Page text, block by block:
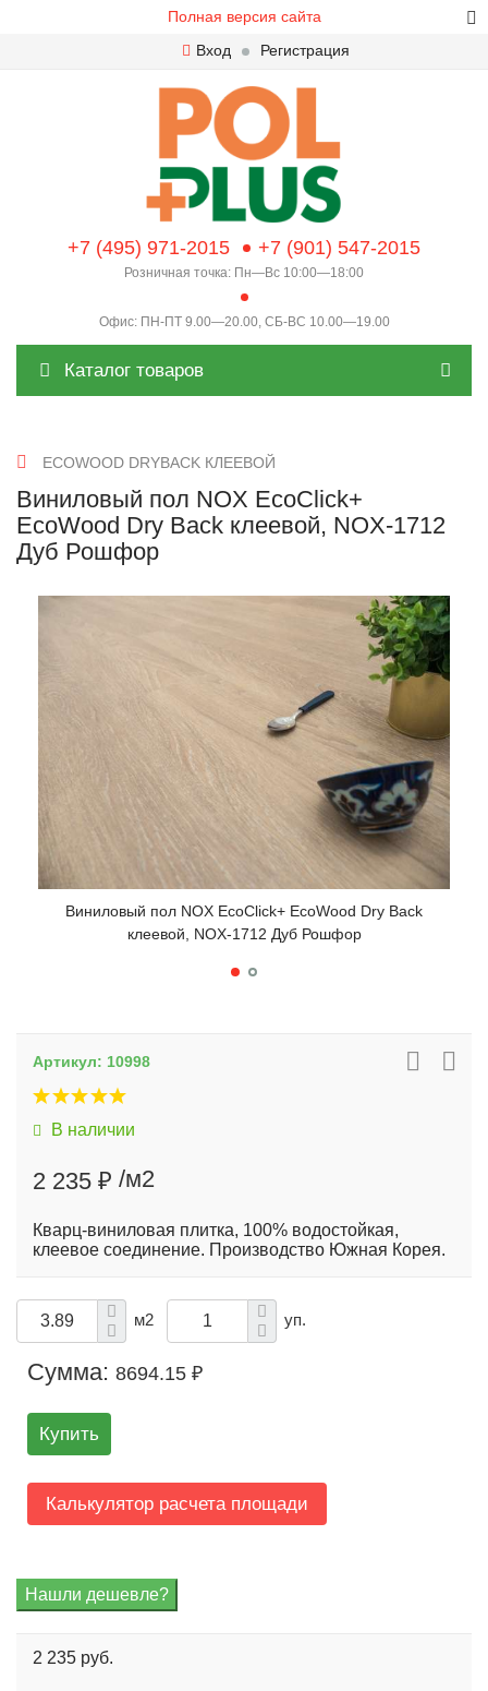
Полная версия сайта
Вход
Регистрация
+7 (495) 971-2015 +7 (901) 547-2015
Розничная точка: Пн—Вс 10:00—18:00
Офис: ПН-ПТ 9.00—20.00, СБ-ВС 10.00—19.00
Каталог товаров
ECOWOOD DRYBACK КЛЕЕВОЙ
Виниловый пол NOX EcoClick+
EcoWood Dry Back клеевой, NOX-1712
Дуб Рошфор
Виниловый пол NOX EcoClick+ EcoWood Dry Back
клеевой, NOX-1712 Дуб Рошфор
Артикул: 10998
В наличии
2 235 ₽ /м2
Кварц-виниловая плитка, 100% водостойкая,
клеевое соединение. Производство Южная Корея.
м2 уп.
Сумма: 8694.15 ₽
Купить
Калькулятор расчета площади
2 235 руб.